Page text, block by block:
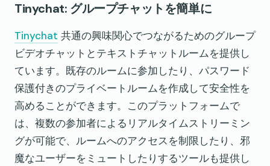
Tinychat: グループチャットを簡単に
Tinychat 共通の興味関心でつながるためのグループ
ビデオチャットとテキストチャットルームを提供し
ています。既存のルームに参加したり、パスワード
保護付きのプライベートルームを作成して安全性を
高めることができます。このプラットフォームで
は、複数の参加者によるリアルタイムストリーミン
グが可能で、ルームへのアクセスを制限したり、邪
魔なユーザーをミュートしたりするツールも提供し